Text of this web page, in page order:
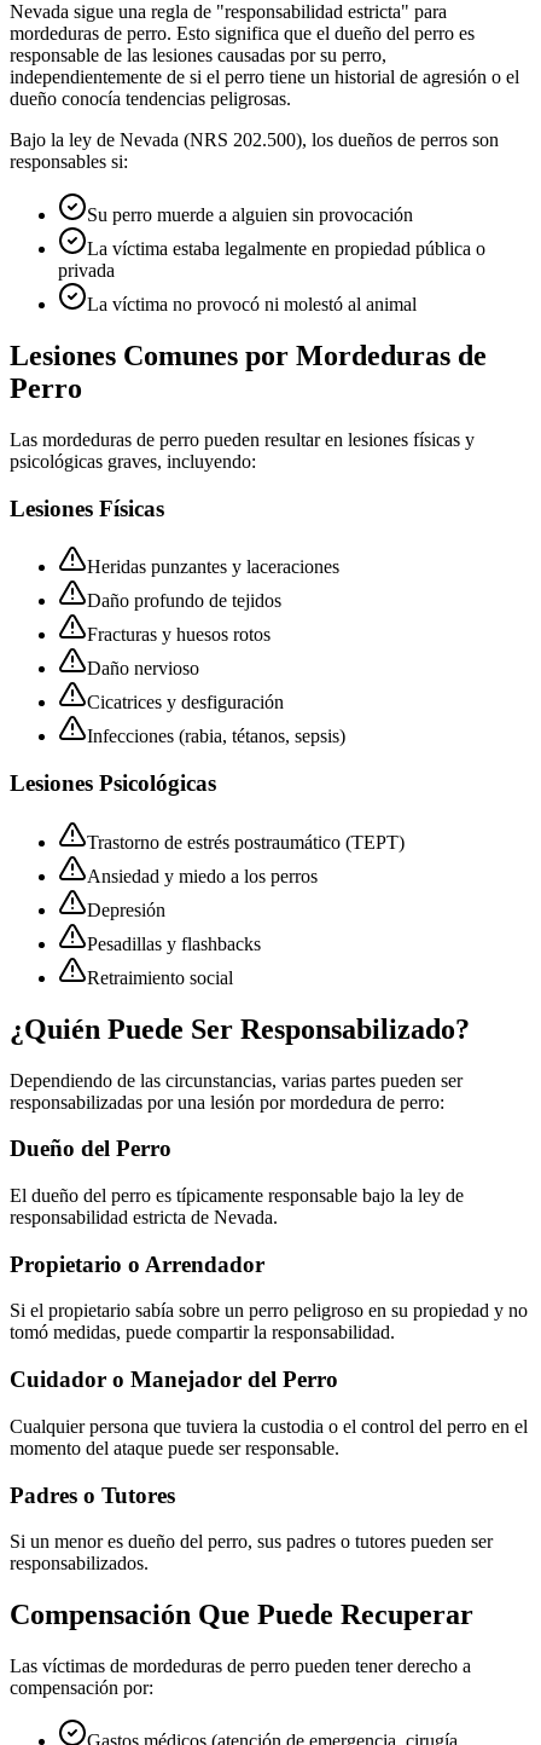
Nevada sigue una regla de "responsabilidad estricta" para
mordeduras de perro. Esto significa que el dueño del perro es
responsable de las lesiones causadas por su perro,
independientemente de si el perro tiene un historial de agresión o el
dueño conocía tendencias peligrosas.
Bajo la ley de Nevada (NRS 202.500), los dueños de perros son
responsables si:
Su perro muerde a alguien sin provocación
La víctima estaba legalmente en propiedad pública o
privada
La víctima no provocó ni molestó al animal
Lesiones Comunes por Mordeduras de
Perro
Las mordeduras de perro pueden resultar en lesiones físicas y
psicológicas graves, incluyendo:
Lesiones Físicas
Heridas punzantes y laceraciones
Daño profundo de tejidos
Fracturas y huesos rotos
Daño nervioso
Cicatrices y desfiguración
Infecciones (rabia, tétanos, sepsis)
Lesiones Psicológicas
Trastorno de estrés postraumático (TEPT)
Ansiedad y miedo a los perros
Depresión
Pesadillas y flashbacks
Retraimiento social
¿Quién Puede Ser Responsabilizado?
Dependiendo de las circunstancias, varias partes pueden ser
responsabilizadas por una lesión por mordedura de perro:
Dueño del Perro
El dueño del perro es típicamente responsable bajo la ley de
responsabilidad estricta de Nevada.
Propietario o Arrendador
Si el propietario sabía sobre un perro peligroso en su propiedad y no
tomó medidas, puede compartir la responsabilidad.
Cuidador o Manejador del Perro
Cualquier persona que tuviera la custodia o el control del perro en el
momento del ataque puede ser responsable.
Padres o Tutores
Si un menor es dueño del perro, sus padres o tutores pueden ser
responsabilizados.
Compensación Que Puede Recuperar
Las víctimas de mordeduras de perro pueden tener derecho a
compensación por: